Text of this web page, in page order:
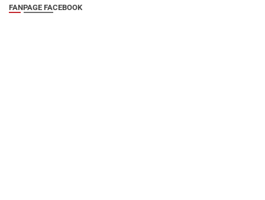
FANPAGE FACEBOOK